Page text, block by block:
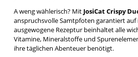
A weng wählerisch? Mit JosiCat Crispy
anspruchsvolle Samtpfoten garantiert auf
ausgewogene Rezeptur beinhaltet alle
Vitamine, Mineralstoffe und
ihre täglichen Abenteuer benötigt.